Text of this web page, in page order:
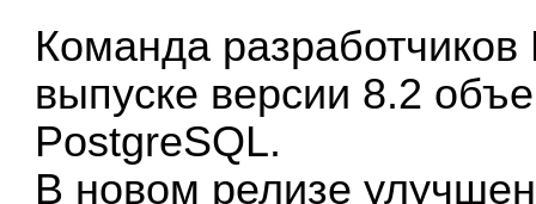
Команда
выпуске версии 8.2
PostgreSQL.
В новом релизе